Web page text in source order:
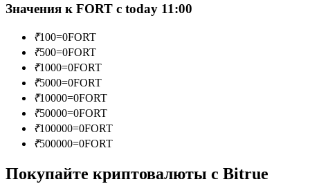
Информация
и т. д.
Значения к FORT с today 11:00
₹100=0FORT
₹500=0FORT
₹1000=0FORT
₹5000=0FORT
₹10000=0FORT
₹50000=0FORT
₹100000=0FORT
₹500000=0FORT
Покупайте криптовалюты с Bitrue